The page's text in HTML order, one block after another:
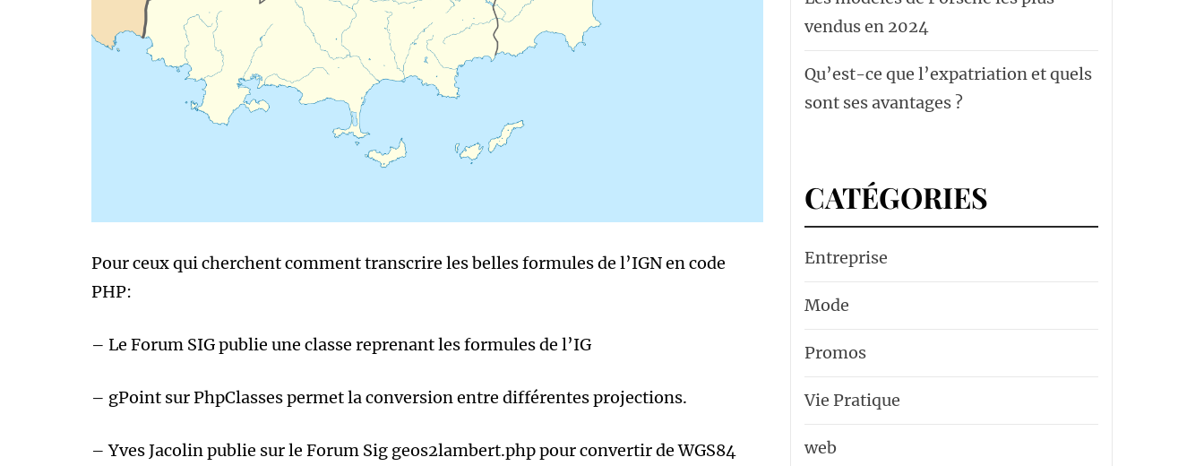
Pour ceux qui cherchent comment transcrire les belles formules de l’IGN en code
PHP:
– Le Forum SIG publie une classe reprenant les formules de l’IG
– gPoint sur PhpClasses permet la conversion entre différentes projections.
– Yves Jacolin publie sur le Forum Sig geos2lambert.php pour convertir de WGS84
vendus en 2024
Qu’est-ce que l’expatriation et quels
sont ses avantages ?
CATÉGORIES
Entreprise
Mode
Promos
Vie Pratique
web